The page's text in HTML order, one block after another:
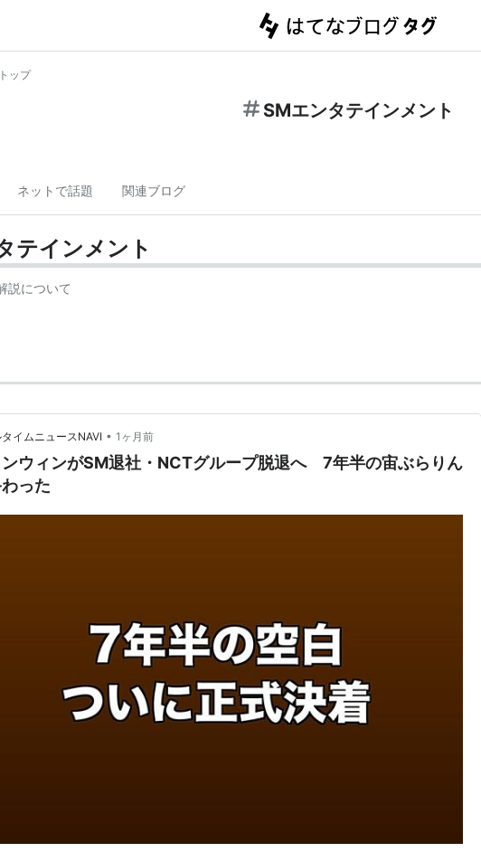
ップ
SMエンタテインメント
ネットで話題 関連ブログ
テインメント
説について
タイムニュースNAVI • 1ヶ月前
ンウィンがSM退社・NCTグループ脱退へ 7年半の宙ぶらりん
った